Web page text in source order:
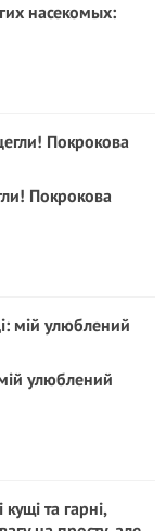
насекомых:
Покрокова
улюблений